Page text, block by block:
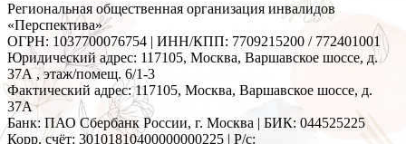
Региональная общественная организация инвалидов
«Перспектива»
ОГРН: 1037700076754 | ИНН/КПП: 7709215200 / 772401001
Юридический адрес: 117105, Москва, Варшавское шоссе, д.
37А , этаж/помещ. 6/1-3
Фактический адрес: 117105, Москва, Варшавское шоссе, д.
37А
Банк: ПАО Сбербанк России, г. Москва | БИК: 044525225
Корр. счёт: 30101810400000000225 | Р/с: